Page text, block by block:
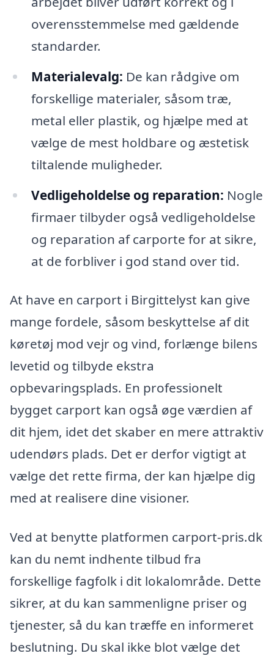
overensstemmelse med gældende
standarder.
Materialevalg: De kan rådgive om
forskellige materialer, såsom træ,
metal eller plastik, og hjælpe med at
vælge de mest holdbare og æstetisk
tiltalende muligheder.
Vedligeholdelse og reparation: Nogle
firmaer tilbyder også vedligeholdelse
og reparation af carporte for at sikre,
at de forbliver i god stand over tid.
At have en carport i Birgittelyst kan give
mange fordele, såsom beskyttelse af dit
køretøj mod vejr og vind, forlænge bilens
levetid og tilbyde ekstra
opbevaringsplads. En professionelt
bygget carport kan også øge værdien af
dit hjem, idet det skaber en mere attraktiv
udendørs plads. Det er derfor vigtigt at
vælge det rette firma, der kan hjælpe dig
med at realisere dine visioner.
Ved at benytte platformen carport-pris.dk
kan du nemt indhente tilbud fra
forskellige fagfolk i dit lokalområde. Dette
sikrer, at du kan sammenligne priser og
tjenester, så du kan træffe en informeret
beslutning. Du skal ikke blot vælge det